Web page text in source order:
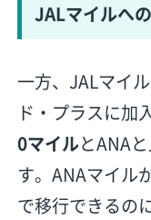
JALマイルへ
一方、JALマイ
ド・プラスに加
0マイルとANA
す。ANAマイル
で移行できるの